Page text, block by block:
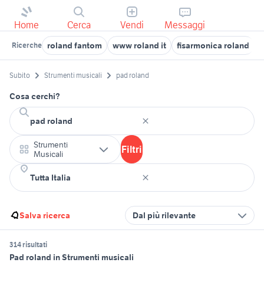
Home Cerca Vendi Messaggi
Ricerche roland fantom www roland it fisarmonica roland
Subito Strumenti musicali pad roland
Cosa cerchi?
Strumenti
Musicali
Filtri
Salva ricerca Dal più rilevante
314 risultati
Pad roland in Strumenti musicali